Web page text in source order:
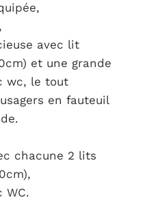
avec lit
et une grande
wc, le tout
en fauteuil
chacune 2 lits
WC.